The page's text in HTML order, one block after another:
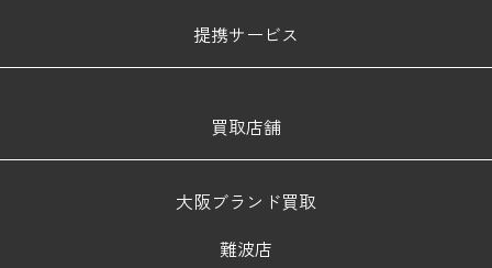
提携サービス
買取店舗
大阪ブランド買取
難波店